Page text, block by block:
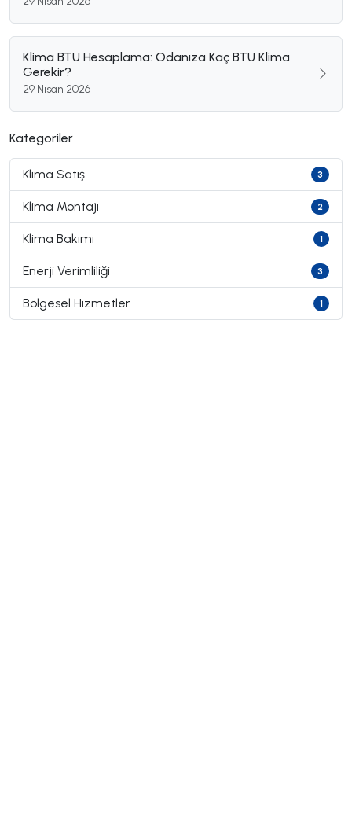
Klima BTU Hesaplama: Odanıza Kaç BTU Klima
Gerekir?
29 Nisan 2026
Kategoriler
Klima Satış 3
Klima Montajı 2
Klima Bakımı 1
Enerji Verimliliği 3
Bölgesel Hizmetler 1